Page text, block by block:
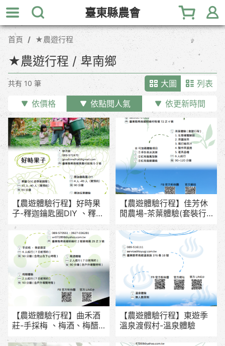
跳
到
主
內
臺東縣農會
首頁 ★農遊行程
★農遊行程 / 卑南鄉
共有 10 筆
依價格 依點閱人氣 依更新時間
大圖 列表
【農遊體驗行程】好時果
子-釋迦鑰匙圈DIY 、釋迦
採果體驗
【農遊體驗行程】佳芳休
閒農場-茶葉體驗(套裝行
程)
【農遊體驗行程】曲禾酒
莊-手採梅 、梅酒、梅醋
體驗
【農遊體驗行程】東遊季
溫泉渡假村-溫泉體驗